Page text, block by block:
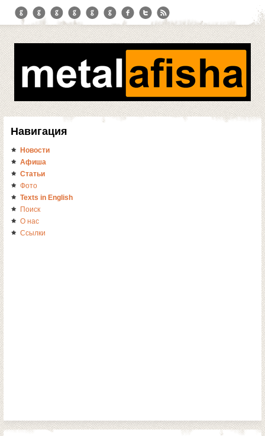
Навигация
Новости
Афиша
Статьи
Фото
Texts in English
Поиск
О нас
Ссылки